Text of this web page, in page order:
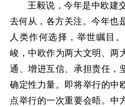
王毅说，今年是中欧建
去何从，各方关注。今年也
人类作何选择，举世瞩目
峻，中欧作为两大文明、两
通、增进互信、承担责任，
确定性力量。即将举行的中
点举行的一次重要会晤。中